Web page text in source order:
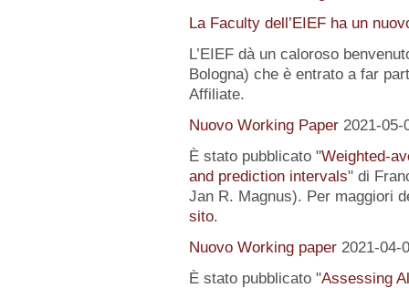
La Faculty dell’EIEF ha un
L’EIEF dà un caloroso
Bologna) che è entrato a far
Affiliate.
Nuovo Working Paper 2021-05-
È stato pubblicato "Weighted-
and prediction intervals" di
Jan R. Magnus). Per maggiori
sito.
Nuovo Working paper 2021-04-
È stato pubblicato "Assessing